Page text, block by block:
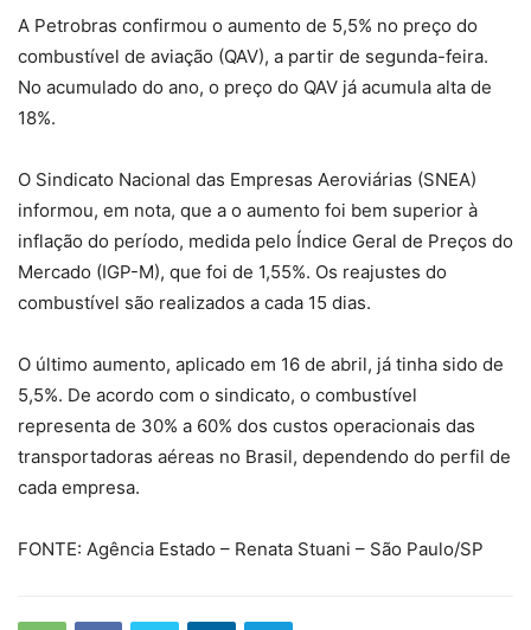
A Petrobras confirmou o aumento de 5,5% no preço do
combustível de aviação (QAV), a partir de segunda-feira.
No acumulado do ano, o preço do QAV já acumula alta de
18%.
O Sindicato Nacional das Empresas Aeroviárias (SNEA)
informou, em nota, que a o aumento foi bem superior à
inflação do período, medida pelo Índice Geral de Preços do
Mercado (IGP-M), que foi de 1,55%. Os reajustes do
combustível são realizados a cada 15 dias.
O último aumento, aplicado em 16 de abril, já tinha sido de
5,5%. De acordo com o sindicato, o combustível
representa de 30% a 60% dos custos operacionais das
transportadoras aéreas no Brasil, dependendo do perfil de
cada empresa.
FONTE: Agência Estado – Renata Stuani – São Paulo/SP